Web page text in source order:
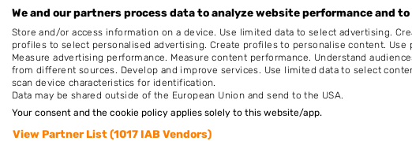
Op afspraak
Beoordeel Monique Oostwouder
Uw beoordeling:
We and our partners process data to analyze website performance and
Store and/or access information on a device. Use limited data to select advertising.
profiles to select personalised advertising. Create profiles to personalise content.
Measure advertising performance. Measure content performance. Understand
from different sources. Develop and improve services. Use limited data to select
scan device characteristics for identification.
Data may be shared outside of the European Union and send to the USA.
Your consent and the cookie policy applies solely to this website/app.
View Partner List (1017 IAB Vendors)